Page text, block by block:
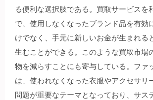
る便利な選択肢である。買取サービスを
で、使用しなくなったブランド品を有効
けでなく、手元に新しいお金が生まれる
生むことができる。このような買取市場
物を減らすことにも寄与している。ファ
は、使われなくなった衣服やアクセサリ
問題が重要なテーマとなっており、サス